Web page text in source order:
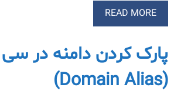
READ MORE
پارک کردن دامنه در
(Domain Alias)